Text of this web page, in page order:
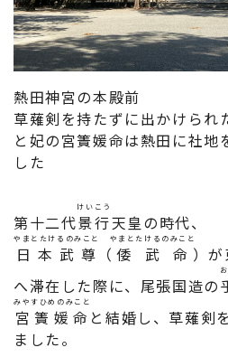
熱田神宮の本殿前
草薙剣を持たずに出かけられ
と妃の宮簀媛命は熱田に社地
した
第十二代景行
けいこう
天皇の時代、
日本武尊
やまとたけるのみこと
（ 倭武命
やまとたけるのみこと
）
へ滞在した際に、尾張国造の
宮簀媛命
みやすひめのみこと
と結婚し、草薙剣
ました。